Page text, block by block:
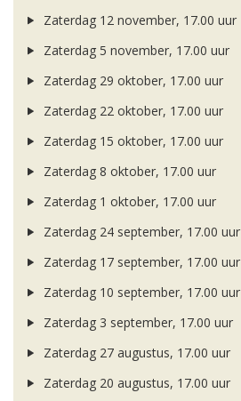
Zaterdag 12 november, 17.00 uur
Zaterdag 5 november, 17.00 uur
Zaterdag 29 oktober, 17.00 uur
Zaterdag 22 oktober, 17.00 uur
Zaterdag 15 oktober, 17.00 uur
Zaterdag 8 oktober, 17.00 uur
Zaterdag 1 oktober, 17.00 uur
Zaterdag 24 september, 17.00 uur
Zaterdag 17 september, 17.00 uur
Zaterdag 10 september, 17.00 uur
Zaterdag 3 september, 17.00 uur
Zaterdag 27 augustus, 17.00 uur
Zaterdag 20 augustus, 17.00 uur